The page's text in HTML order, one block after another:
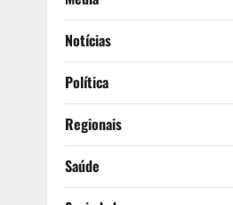
Notícias
Política
Regionais
Saúde